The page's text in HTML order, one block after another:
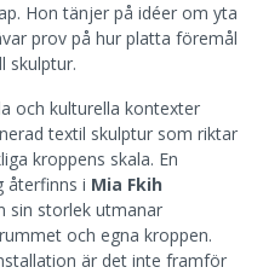
Hon tänjer på idéer om yta
prov på hur platta föremål
skulptur.
och kulturella kontexter
textil skulptur som riktar
kroppens skala. En
återfinns i Mia Fkih
sin storlek utmanar
och egna kroppen.
är det inte framför